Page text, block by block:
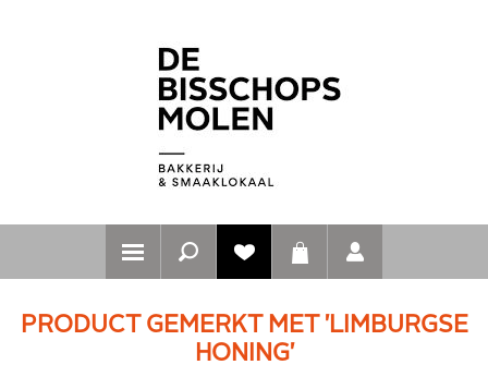
PRODUCT GEMERKT MET 'LIMBURGSE
HONING'